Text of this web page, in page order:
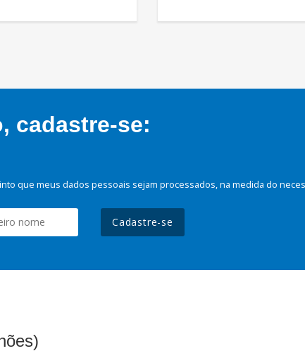
cadastre-se:
que meus dados pessoais sejam processados, na medida do
Cadastre-se